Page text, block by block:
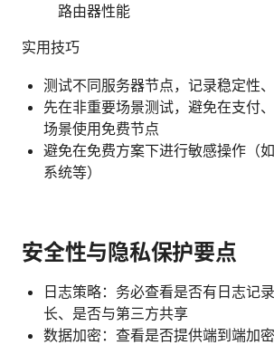
路由器性能
实用技巧
测试不同服务器节点，记录稳定性
先在非重要场景测试，避免在支付
场景使用免费节点
避免在免费方案下进行敏感操作（
系统等）
安全性与隐私保护要点
日志策略：务必查看是否有日志记
长、是否与第三方共享
数据加密：查看是否提供端到端加密